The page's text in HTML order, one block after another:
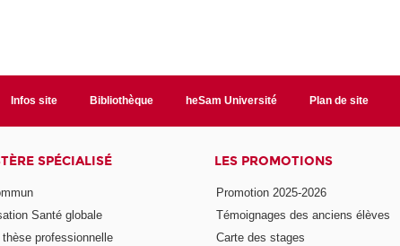
Infos site Bibliothèque heSam Université Plan de site
SPÉCIALISÉ
Santé globale
professionnelle
LES PROMOTIONS
Promotion 2025-2026
Témoignages des anciens élèves
Carte des stages